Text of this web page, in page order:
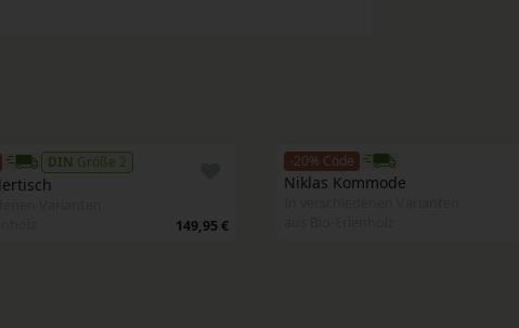
Größe 2
149,95 €
-20% Code
Niklas Kommode